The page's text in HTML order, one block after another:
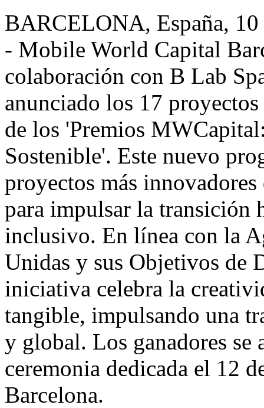
BARCELONA, España,
- Mobile World Capital
colaboración con B Lab
anunciado los 17
de los 'Premios
Sostenible'. Este nuevo
proyectos más
para impulsar la transición
inclusivo. En línea con la
Unidas y sus Objetivos de
iniciativa celebra la
tangible, impulsando una
y global. Los ganadores se
ceremonia dedicada el 12
Barcelona.